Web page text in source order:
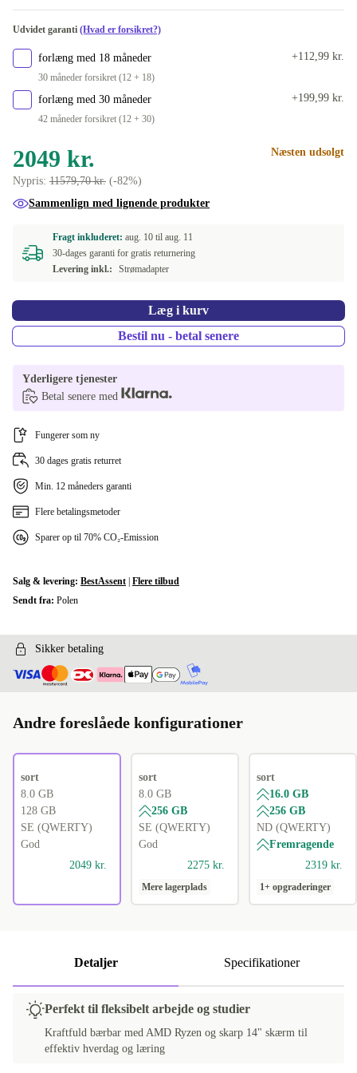
IT (QWERTY)
Udvidet garanti (Hvad er forsikret?)
forlæng med 18 måneder
30 måneder forsikret (12 + 18)
+112,99 kr.
forlæng med 30 måneder
42 måneder forsikret (12 + 30)
+199,99 kr.
2049 kr.
Nypris: 11579,70 kr. (-82%)
Næsten udsolgt
Sammenlign med lignende produkter
Fragt inkluderet: aug. 10 til aug. 11
30-dages garanti for gratis returnering
Levering inkl.:
Strømadapter
Læg i kurv
Bestil nu - betal senere
Yderligere tjenester
Betal senere med
Fungerer som ny
30 dages gratis returret
Min. 12 måneders garanti
Flere betalingsmetoder
Sparer op til 70% CO₂-Emission
Salg & levering: BestAssent Flere tilbud
Sendt fra: Polen
Sikker betaling
Andre foreslåede konfigurationer
sort
8.0 GB
128 GB
SE (QWERTY)
God
2049 kr.
sort
8.0 GB
256 GB
SE (QWERTY)
God
2275 kr.
Mere lagerplads
sort
16.0 GB
256 GB
ND (QWERTY)
Fremragende
2319 kr.
1+ opgraderinger
Detaljer Specifikationer
Perfekt til fleksibelt arbejde og studier
Kraftfuld bærbar med AMD Ryzen og skarp 14" skærm til
effektiv hverdag og læring